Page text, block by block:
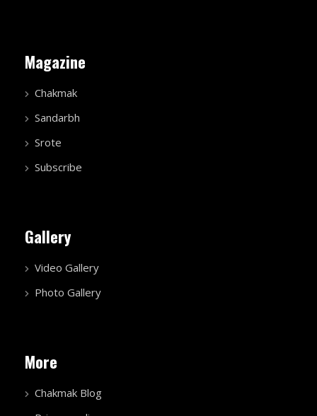
Magazine
Chakmak
Sandarbh
Srote
Subscribe
Gallery
Video Gallery
Photo Gallery
More
Chakmak Blog